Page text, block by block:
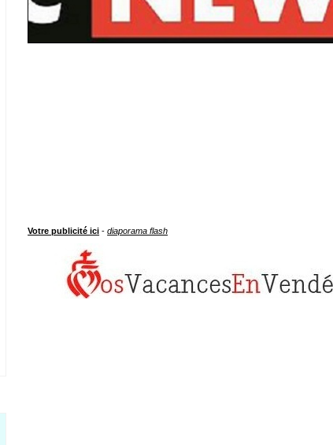
Votre publicité ici -diaporama flash